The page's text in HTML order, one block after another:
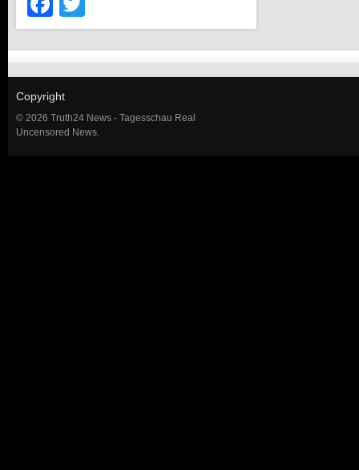
Copyright
© 2026 Truth24 News - Tagesschau Real
Uncensored News.